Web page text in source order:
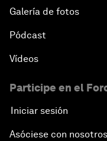
Galería de fotos
Pódcast
Vídeos
Participe en el
Iniciar sesión
Asóciese con nosotros